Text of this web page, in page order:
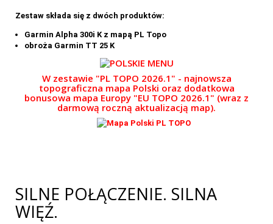
Zestaw składa się z dwóch produktów:
Garmin Alpha 300i K z mapą PL Topo
obroża Garmin TT 25 K
W zestawie "PL TOPO 2026.1" - najnowsza
topograficzna mapa Polski oraz dodatkowa
bonusowa mapa Europy "EU TOPO 2026.1" (wraz z
darmową roczną aktualizacją map).
SILNE POŁĄCZENIE. SILNA
WIĘŹ.